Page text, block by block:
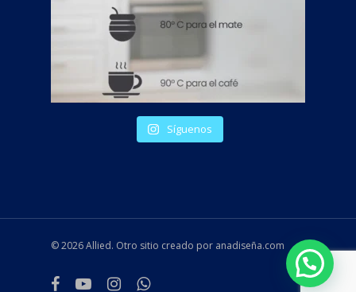
Síguenos
© 2026 Allied. Otro sitio creado por anadiseña.com
facebookyoutubeinstagramwhatsapp